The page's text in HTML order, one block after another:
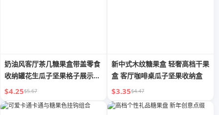
奶油风客厅茶几糖果盒带盖零食
收纳罐花生瓜子坚果格子展示果
盘可爱
$4.25$5.67
新中式木纹糖果盒 轻奢高档干果
盒 客厅咖啡桌瓜子坚果收纳盒
$3.35$4.47